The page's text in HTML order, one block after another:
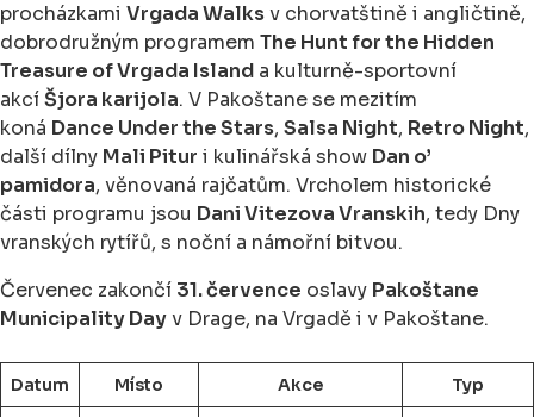
procházkami Vrgada Walksv chorvatštině i angličtině,
dobrodružným programem The Hunt for the Hidden
Treasure of Vrgada Island a kulturně-sportovní
akcíŠjora karijola. V Pakoštane se mezitím
koná Dance Under the Stars, Salsa Night, Retro Night,
další dílny Mali Pitur i kulinářská show Dan o’
pamidora, věnovaná rajčatům. Vrcholem historické
části programu jsou Dani Vitezova Vranskih, tedy Dny
vranských rytířů, s noční a námořní bitvou.
Červenec zakončí 31. července oslavy Pakoštane
Municipality Dayv Drage, na Vrgadě i v Pakoštane.
Datum Místo Akce Typ